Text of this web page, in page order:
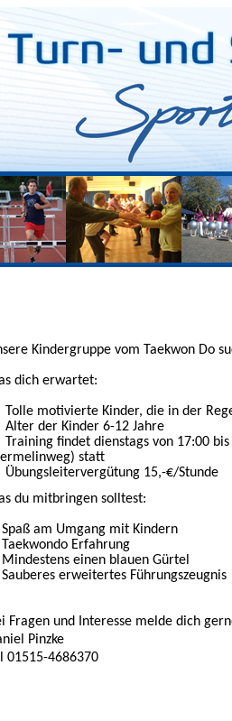
Kindergruppe vom Taekwon Do
dich erwartet:
motivierte Kinder, die in der
der Kinder 6-12 Jahre
findet dienstags von 17:00 bis
statt
15,-€/Stunde
du mitbringen solltest:
am Umgang mit Kindern
Erfahrung
einen blauen Gürtel
erweitertes Führungszeugnis
Fragen und Interesse melde dich
Pinzke
01515-4686370